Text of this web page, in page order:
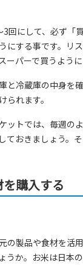
回にして、必ず「
にする事です。リ
ーパーで買うように
と冷蔵庫の中身を
られます。
ットでは、毎週の
ておきましょう。
購入する
の製品や食材を活
うか。お米は日本